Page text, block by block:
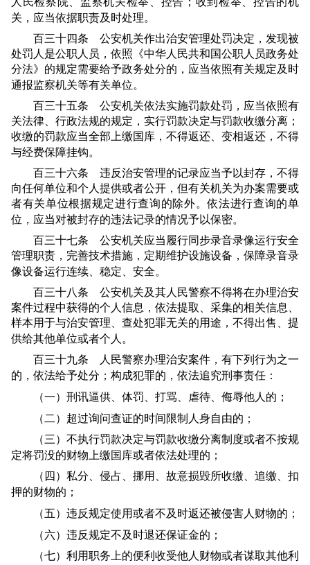
关，应当依据职责及时处理。
百三十四条 公安机关作出治安管理处罚决定，发现被
处罚人是公职人员，依照《中华人民共和国公职人员政务处
分法》的规定需要给予政务处分的，应当依照有关规定及时
通报监察机关等有关单位。
百三十五条 公安机关依法实施罚款处罚，应当依照有
关法律、行政法规的规定，实行罚款决定与罚款收缴分离；
收缴的罚款应当全部上缴国库，不得返还、变相返还，不得
与经费保障挂钩。
百三十六条 违反治安管理的记录应当予以封存，不得
向任何单位和个人提供或者公开，但有关机关为办案需要或
者有关单位根据规定进行查询的除外。依法进行查询的单
位，应当对被封存的违法记录的情况予以保密。
百三十七条 公安机关应当履行同步录音录像运行安全
管理职责，完善技术措施，定期维护设施设备，保障录音录
像设备运行连续、稳定、安全。
百三十八条 公安机关及其人民警察不得将在办理治安
案件过程中获得的个人信息，依法提取、采集的相关信息、
样本用于与治安管理、查处犯罪无关的用途，不得出售、提
供给其他单位或者个人。
百三十九条 人民警察办理治安案件，有下列行为之一
的，依法给予处分；构成犯罪的，依法追究刑事责任：
（一）刑讯逼供、体罚、打骂、虐待、侮辱他人的；
（二）超过询问查证的时间限制人身自由的；
（三）不执行罚款决定与罚款收缴分离制度或者不按规
定将罚没的财物上缴国库或者依法处理的；
（四）私分、侵占、挪用、故意损毁所收缴、追缴、扣
押的财物的；
（五）违反规定使用或者不及时返还被侵害人财物的；
（六）违反规定不及时退还保证金的；
（七）利用职务上的便利收受他人财物或者谋取其他利